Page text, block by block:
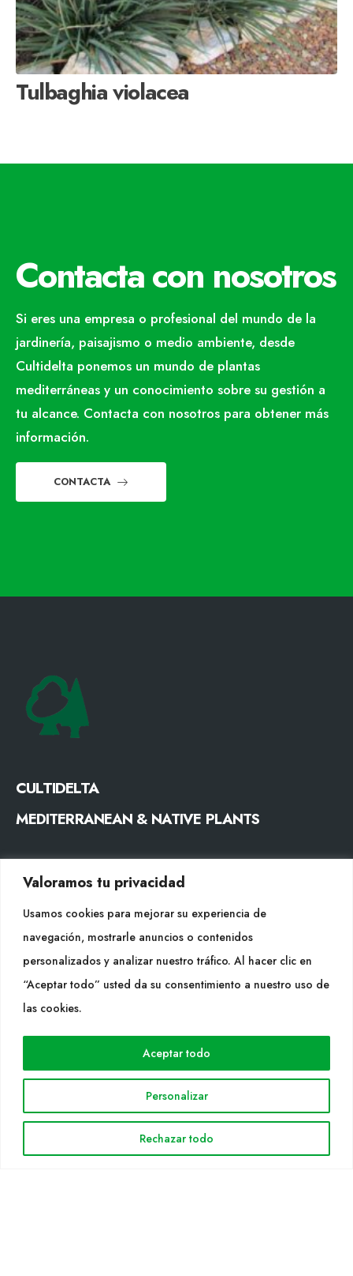
Valoramos tu privacidad
Usamos cookies para mejorar su experiencia de
navegación, mostrarle anuncios o contenidos
personalizados y analizar nuestro tráfico. Al hacer clic en
“Aceptar todo” usted da su consentimiento a nuestro uso de
las cookies.
Personalizar
Rechazar todo
Aceptar todo
Tulbaghia violacea
Contacta con nosotros
Si eres una empresa o profesional del mundo de la
jardinería, paisajismo o medio ambiente, desde
Cultidelta ponemos un mundo de plantas
mediterráneas y un conocimiento sobre su gestión a
tu alcance. Contacta con nosotros para obtener más
información.
CONTACTA
CULTIDELTA
MEDITERRANEAN & NATIVE PLANTS
CONTACTO
Tel. +34 977053013
info@cultidelta.com
SÍGUENOS
Áreas de trabajo
Solicitud Catálogo